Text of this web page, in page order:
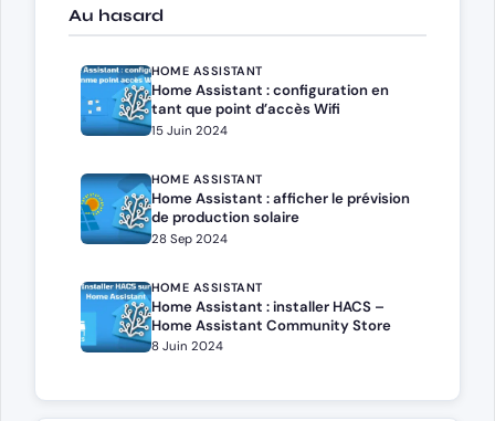
Au hasard
HOME ASSISTANT
Home Assistant : configuration en
tant que point d’accès Wifi
15 Juin 2024
HOME ASSISTANT
Home Assistant : afficher le prévision
de production solaire
28 Sep 2024
HOME ASSISTANT
Home Assistant : installer HACS –
Home Assistant Community Store
8 Juin 2024